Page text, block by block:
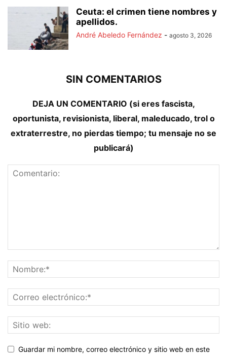
Ceuta: el crimen tiene nombres y
apellidos.
André Abeledo Fernández - agosto 3, 2026
SIN COMENTARIOS
DEJA UN COMENTARIO (si eres fascista,
oportunista, revisionista, liberal, maleducado, trol o
extraterrestre, no pierdas tiempo; tu mensaje no se
publicará)
Guardar mi nombre, correo electrónico y sitio web en este